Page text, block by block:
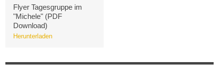
Flyer Tagesgruppe im
"Michele" (PDF
Download)
Herunterladen